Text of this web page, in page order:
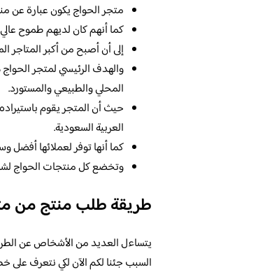
متجر الحواج يكون عبارة عن
كما أنهم كان لديهم طموح
إلى أن أصبح من أكبر المتاجر
والهدف الرئيسي لمتجر
المحلي والطبيعي والمستورد.
حيث أن المتجر يقوم
العربية السعودية.
كما أنها توفر لعملائها أفضل
وتخضع كل منتجات الحواج
طريقة طلب منتج من
يتساءل العديد من الأشخاص عن
السبب جئنا لكم الآن لكي نتعرف